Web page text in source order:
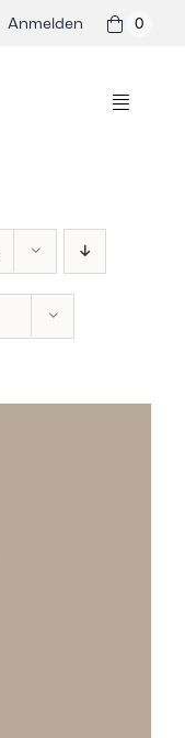
Anmelden 0
Toggle
Hersteller